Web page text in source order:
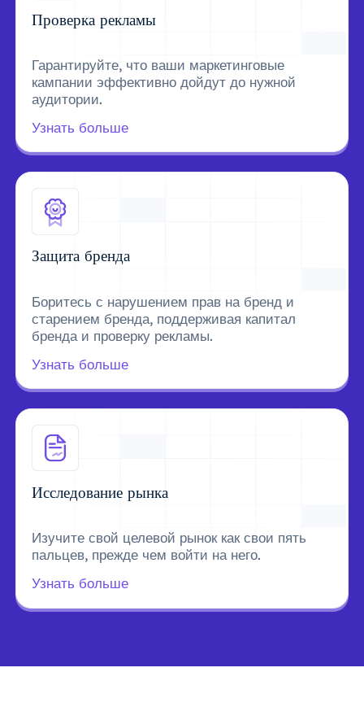
Проверка рекламы
Гарантируйте, что ваши маркетинговые
кампании эффективно дойдут до нужной
аудитории.
Узнать больше
Защита бренда
Боритесь с нарушением прав на бренд и
старением бренда, поддерживая капитал
бренда и проверку рекламы.
Узнать больше
Исследование рынка
Изучите свой целевой рынок как свои пять
пальцев, прежде чем войти на него.
Узнать больше